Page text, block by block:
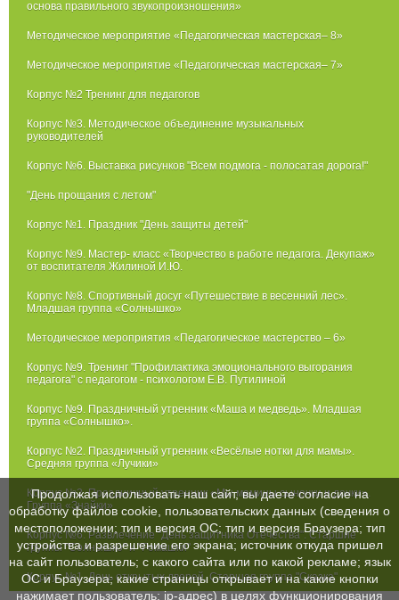
основа правильного звукопроизношения»
Методическое мероприятие «Педагогическая мастерская– 8»
Методическое мероприятие «Педагогическая мастерская– 7»
Корпус №2 Тренинг для педагогов
Корпус №3. Методическое объединение музыкальных
руководителей
Корпус №6. Выставка рисунков "Всем подмога - полосатая дорога!"
"День прощания с летом"
Корпус №1. Праздник "День защиты детей"
Корпус №9. Мастер- класс «Творчество в работе педагога. Декупаж»
от воспитателя Жилиной И.Ю.
Корпус №8. Спортивный досуг «Путешествие в весенний лес».
Младшая группа «Солнышко»
Методическое мероприятия «Педагогическое мастерство – 6»
Корпус №9. Тренинг "Профилактика эмоционального выгорания
педагога" с педагогом - психологом Е.В. Путилиной
Корпус №9. Праздничный утренник «Маша и медведь». Младшая
группа «Солнышко».
Корпус №2. Праздничный утренник «Весёлые нотки для мамы».
Средняя группа «Лучики»
Корпус №2. Праздничный утренник «Мы мамины сыночки и дочки».
Группа «Знайки»
Корпус №6. Развлечение "День защитника Отечества". Старшие
группы "Солнышко" и "Ромашки"
Корпус №1. День открытых дверей. Старшая группа "Сказка"
Продолжая использовать наш сайт, вы даете согласие на
обработку файлов cookie, пользовательских данных (сведения о
местоположении; тип и версия ОС; тип и версия Браузера; тип
устройства и разрешение его экрана; источник откуда пришел
на сайт пользователь; с какого сайта или по какой рекламе; язык
ОС и Браузера; какие страницы открывает и на какие кнопки
нажимает пользователь; ip-адрес) в целях функционирования